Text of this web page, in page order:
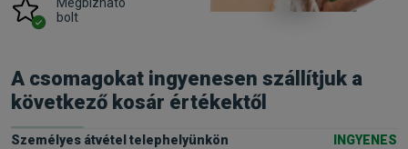
Megbízható
bolt
A csomagokat ingyenesen szállítjuk a
következő kosár értékektől
Személyes átvétel telephelyünkön
INGYENES